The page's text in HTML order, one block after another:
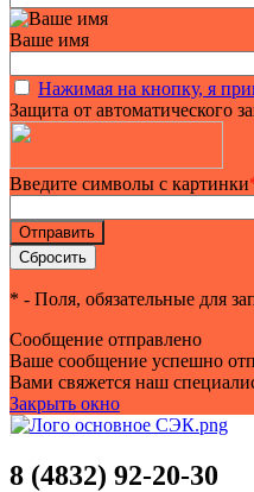
Ваше имя
Нажимая на кнопку, я
Защита от автоматического
Введите символы с картинки
* - Поля, обязательные для
Сообщение отправлено
Ваше сообщение успешно
Вами свяжется наш
Закрыть окно
8 (4832) 92-20-30